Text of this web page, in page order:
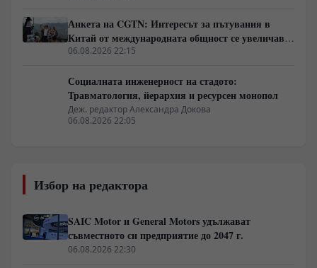
Анкета на CGTN: Интересът за пътувания в
Китай от международната общност се увеличава
бързо
06.08.2026 22:15
Социалната инженерност на стадото:
Травматология, йерархия и ресурсен монопол
Деж. редактор Александра Докова
06.08.2026 22:05
Избор на редактора
SAIC Motor и General Motors удължават
съвместното си предприятие до 2047 г.
06.08.2026 22:30